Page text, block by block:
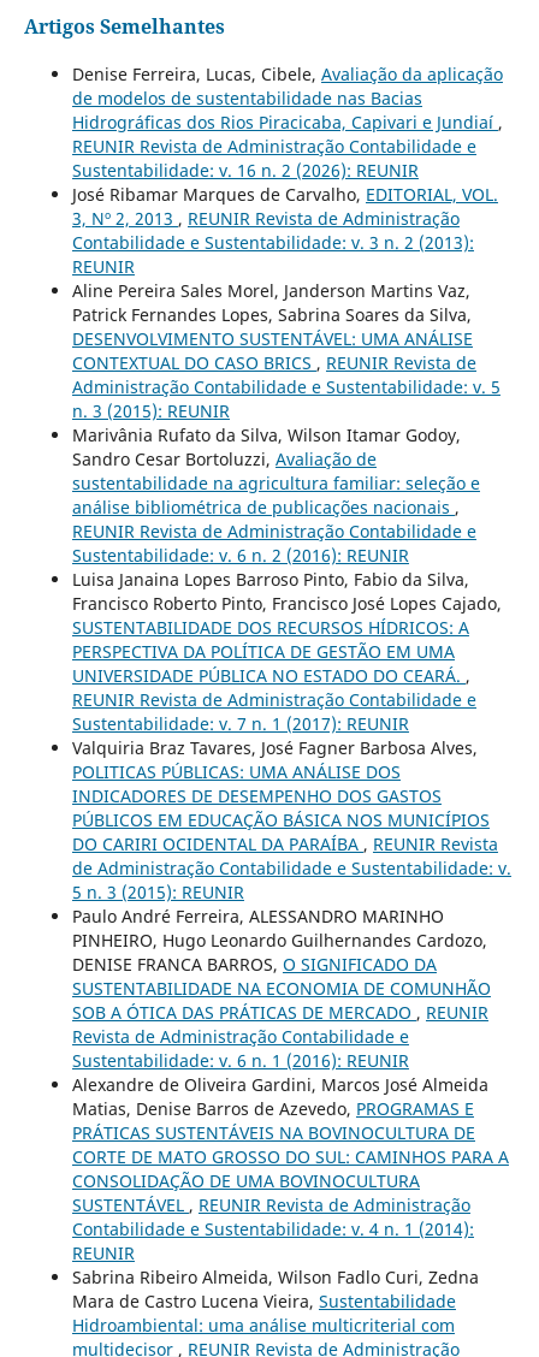
Artigos Semelhantes
Denise Ferreira, Lucas, Cibele, Avaliação da aplicação
de modelos de sustentabilidade nas Bacias
Hidrográficas dos Rios Piracicaba, Capivari e Jundiaí ,
REUNIR Revista de Administração Contabilidade e
Sustentabilidade: v. 16 n. 2 (2026): REUNIR
José Ribamar Marques de Carvalho, EDITORIAL, VOL.
3, Nº 2, 2013 , REUNIR Revista de Administração
Contabilidade e Sustentabilidade: v. 3 n. 2 (2013):
REUNIR
Aline Pereira Sales Morel, Janderson Martins Vaz,
Patrick Fernandes Lopes, Sabrina Soares da Silva,
DESENVOLVIMENTO SUSTENTÁVEL: UMA ANÁLISE
CONTEXTUAL DO CASO BRICS , REUNIR Revista de
Administração Contabilidade e Sustentabilidade: v. 5
n. 3 (2015): REUNIR
Marivânia Rufato da Silva, Wilson Itamar Godoy,
Sandro Cesar Bortoluzzi, Avaliação de
sustentabilidade na agricultura familiar: seleção e
análise bibliométrica de publicações nacionais ,
REUNIR Revista de Administração Contabilidade e
Sustentabilidade: v. 6 n. 2 (2016): REUNIR
Luisa Janaina Lopes Barroso Pinto, Fabio da Silva,
Francisco Roberto Pinto, Francisco José Lopes Cajado,
SUSTENTABILIDADE DOS RECURSOS HÍDRICOS: A
PERSPECTIVA DA POLÍTICA DE GESTÃO EM UMA
UNIVERSIDADE PÚBLICA NO ESTADO DO CEARÁ. ,
REUNIR Revista de Administração Contabilidade e
Sustentabilidade: v. 7 n. 1 (2017): REUNIR
Valquiria Braz Tavares, José Fagner Barbosa Alves,
POLITICAS PÚBLICAS: UMA ANÁLISE DOS
INDICADORES DE DESEMPENHO DOS GASTOS
PÚBLICOS EM EDUCAÇÃO BÁSICA NOS MUNICÍPIOS
DO CARIRI OCIDENTAL DA PARAÍBA , REUNIR Revista
de Administração Contabilidade e Sustentabilidade: v.
5 n. 3 (2015): REUNIR
Paulo André Ferreira, ALESSANDRO MARINHO
PINHEIRO, Hugo Leonardo Guilhernandes Cardozo,
DENISE FRANCA BARROS, O SIGNIFICADO DA
SUSTENTABILIDADE NA ECONOMIA DE COMUNHÃO
SOB A ÓTICA DAS PRÁTICAS DE MERCADO , REUNIR
Revista de Administração Contabilidade e
Sustentabilidade: v. 6 n. 1 (2016): REUNIR
Alexandre de Oliveira Gardini, Marcos José Almeida
Matias, Denise Barros de Azevedo, PROGRAMAS E
PRÁTICAS SUSTENTÁVEIS NA BOVINOCULTURA DE
CORTE DE MATO GROSSO DO SUL: CAMINHOS PARA A
CONSOLIDAÇÃO DE UMA BOVINOCULTURA
SUSTENTÁVEL , REUNIR Revista de Administração
Contabilidade e Sustentabilidade: v. 4 n. 1 (2014):
REUNIR
Sabrina Ribeiro Almeida, Wilson Fadlo Curi, Zedna
Mara de Castro Lucena Vieira, Sustentabilidade
Hidroambiental: uma análise multicriterial com
multidecisor , REUNIR Revista de Administração